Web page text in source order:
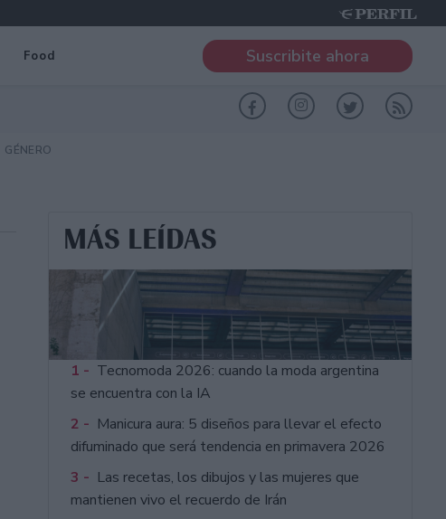
Food Suscribite ahora
GÉNERO
MÁS LEÍDAS
1 - Tecnomoda 2026: cuando la moda argentina
se encuentra con la IA
2 - Manicura aura: 5 diseños para llevar el efecto
difuminado que será tendencia en primavera 2026
3 - Las recetas, los dibujos y las mujeres que
mantienen vivo el recuerdo de Irán